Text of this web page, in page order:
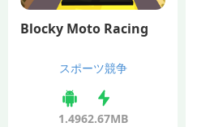
Blocky Moto Racing
スポーツ競争
1.4962.67MB